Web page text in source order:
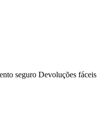
seguro Devoluções fáceis